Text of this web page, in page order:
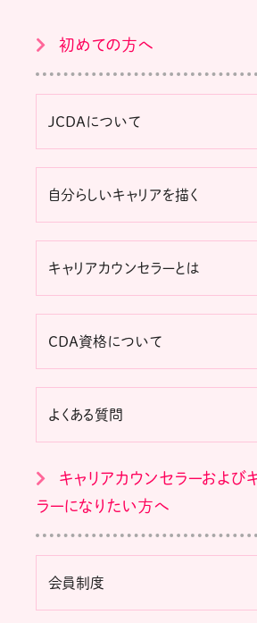
初めての方へ
JCDAについて
自分らしいキャリアを描く
キャリアカウンセラーとは
CDA資格について
よくある質問
キャリアカウンセラーおよび
ラーになりたい方へ
会員制度